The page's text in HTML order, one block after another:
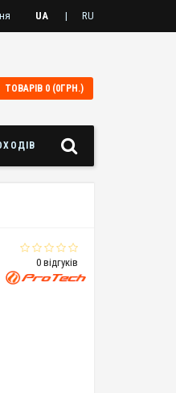
UA | RU
ТОВАРІВ 0 (0ГРН.)
0 відгуків